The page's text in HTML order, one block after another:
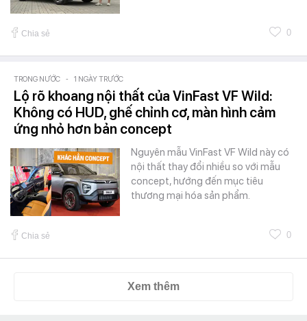
Chia sẻ 0
TRONG NƯỚC - 1 NGÀY TRƯỚC
Lộ rõ khoang nội thất của VinFast VF Wild:
Không có HUD, ghế chỉnh cơ, màn hình cảm
ứng nhỏ hơn bản concept
Nguyên mẫu VinFast VF Wild này có
nội thất thay đổi nhiều so với mẫu
concept, hướng đến mục tiêu
thương mại hóa sản phẩm.
Chia sẻ 0
Xem thêm